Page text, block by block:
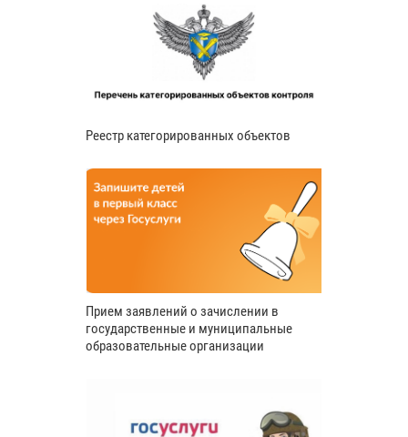
Реестр категорированных объектов
Прием заявлений о зачислении в
государственные и муниципальные
образовательные организации